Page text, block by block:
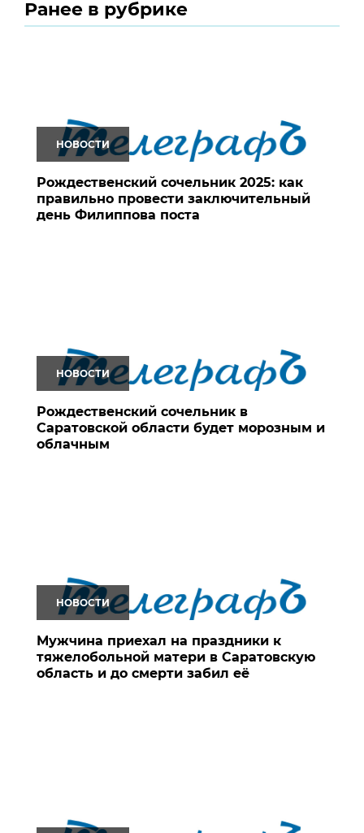
Ранее в рубрике
НОВОСТИ
Рождественский сочельник 2025: как
правильно провести заключительный
день Филиппова поста
НОВОСТИ
Рождественский сочельник в
Саратовской области будет морозным и
облачным
НОВОСТИ
Мужчина приехал на праздники к
тяжелобольной матери в Саратовскую
область и до смерти забил её